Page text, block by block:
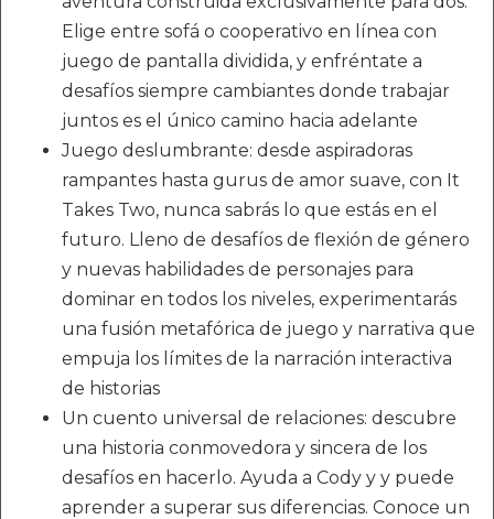
Elige entre sofá o cooperativo en línea con
juego de pantalla dividida, y enfréntate a
desafíos siempre cambiantes donde trabajar
juntos es el único camino hacia adelante
Juego deslumbrante: desde aspiradoras
rampantes hasta gurus de amor suave, con It
Takes Two, nunca sabrás lo que estás en el
futuro. Lleno de desafíos de flexión de género
y nuevas habilidades de personajes para
dominar en todos los niveles, experimentarás
una fusión metafórica de juego y narrativa que
empuja los límites de la narración interactiva
de historias
Un cuento universal de relaciones: descubre
una historia conmovedora y sincera de los
desafíos en hacerlo. Ayuda a Cody y y puede
aprender a superar sus diferencias. Conoce un